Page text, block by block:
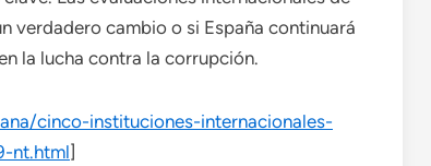
verdadero cambio o si España continuará
la lucha contra la corrupción.
cinco-instituciones-internacionales-
nt.html]